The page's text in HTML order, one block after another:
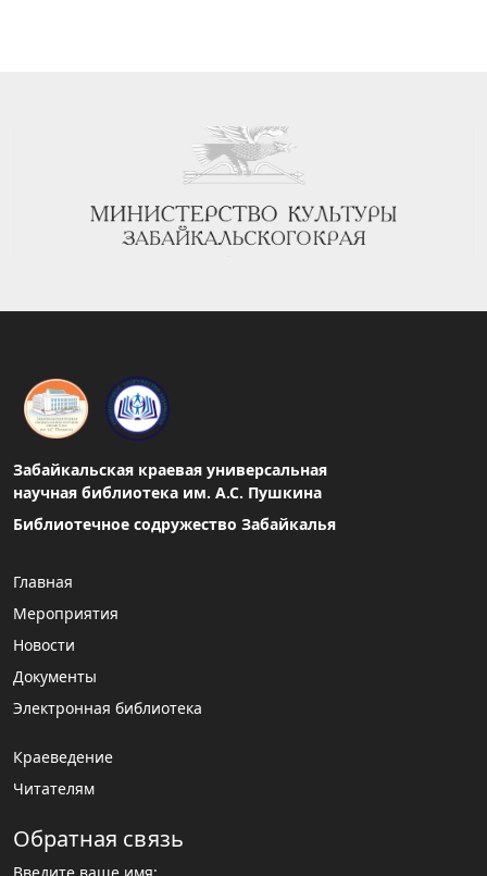
Забайкальская краевая универсальная
научная библиотека им. А.С. Пушкина
Библиотечное содружество Забайкалья
Главная
Мероприятия
Новости
Документы
Электронная библиотека
Краеведение
Читателям
Обратная связь